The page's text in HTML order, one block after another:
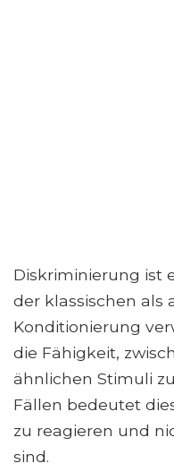
Diskriminierung ist
der klassischen als
Konditionierung
die Fähigkeit,
ähnlichen Stimuli
Fällen bedeutet
zu reagieren und
sind.